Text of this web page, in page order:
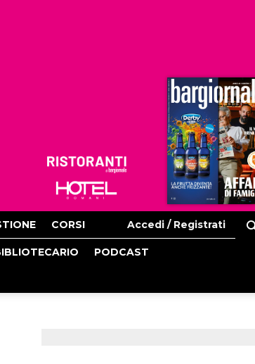
Ristoranti
Hoteldomani
CORSI Accedi / Registrati
PODCAST